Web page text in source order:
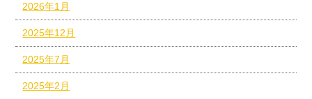
2026年1月
2025年12月
2025年7月
2025年2月